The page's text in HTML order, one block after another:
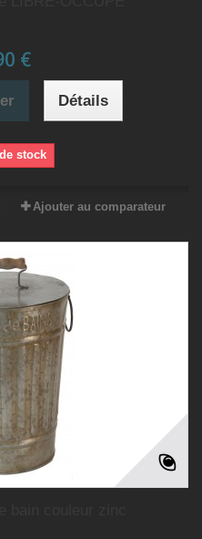
€
Détails
stock
Ajouter au comparateur